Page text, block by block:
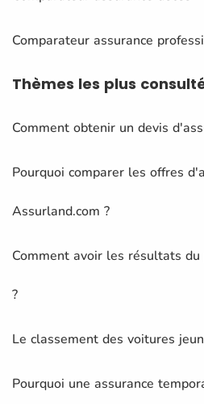
Comparateur assurance
Thèmes les plus
Comment obtenir un devis
Pourquoi comparer les offres
Assurland.com ?
Comment avoir les résultats
?
Le classement des voitures
Pourquoi une assurance